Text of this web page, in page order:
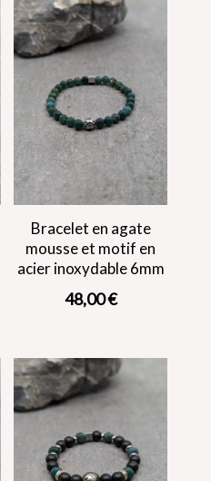
Bracelet en agate
mousse et motif en
acier inoxydable 6mm
48,00€